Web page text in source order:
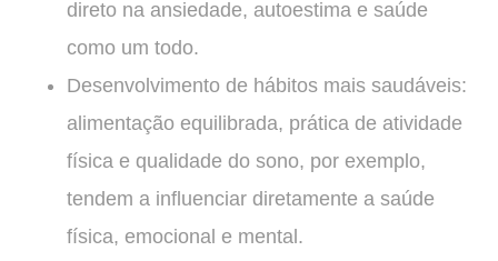
direto na ansiedade, autoestima e saúde
como um todo.
Desenvolvimento de hábitos mais saudáveis:
alimentação equilibrada, prática de atividade
física e qualidade do sono, por exemplo,
tendem a influenciar diretamente a saúde
física, emocional e mental.